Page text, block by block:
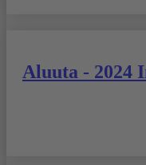
Aluuta - 2024